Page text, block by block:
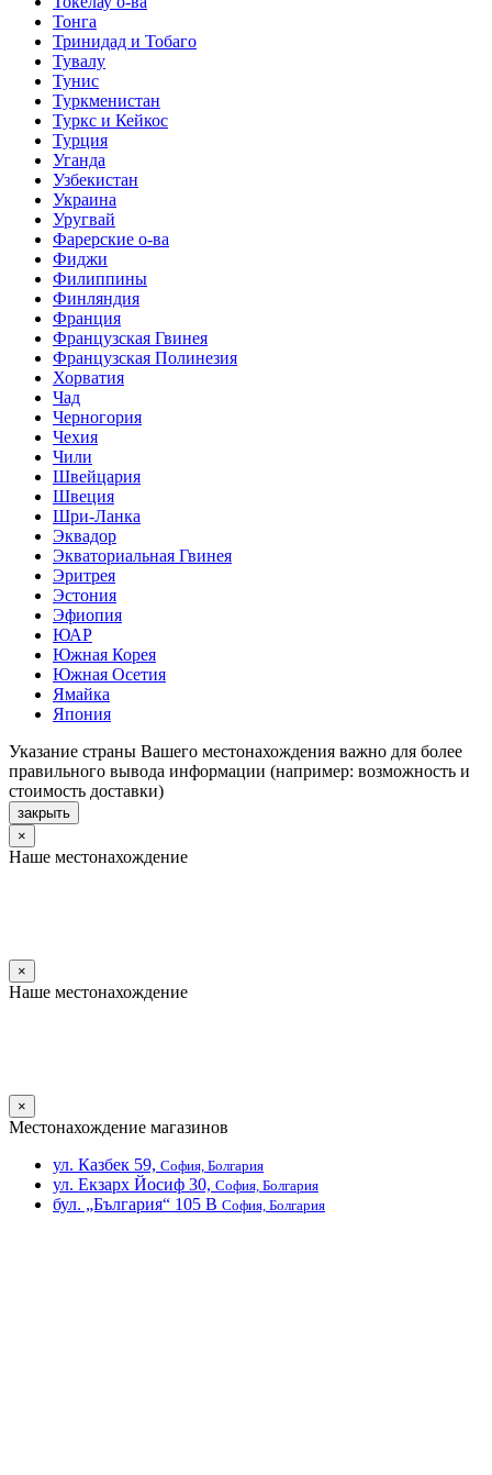
Тонга
Тринидад и Тобаго
Тувалу
Тунис
Туркменистан
Туркс и Кейкос
Турция
Уганда
Узбекистан
Украина
Уругвай
Фарерские о-ва
Фиджи
Филиппины
Финляндия
Франция
Французская Гвинея
Французская Полинезия
Хорватия
Чад
Черногория
Чехия
Чили
Швейцария
Швеция
Шри-Ланка
Эквадор
Экваториальная Гвинея
Эритрея
Эстония
Эфиопия
ЮАР
Южная Корея
Южная Осетия
Ямайка
Япония
Указание страны Вашего местонахождения важно для более
правильного вывода информации (например: возможность и
стоимость доставки)
закрыть
×
Наше местонахождение
×
Наше местонахождение
×
Местонахождение магазинов
ул. Казбек 59, София, Болгария
ул. Екзарх Йосиф 30, София, Болгария
бул. „България“ 105 В София, Болгария